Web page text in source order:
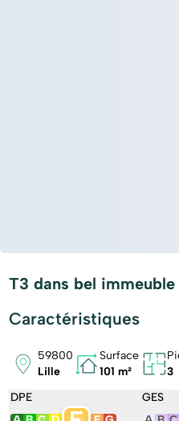
T3 dans bel
Caractéristiques
59800
Lille
Surface
101 m²
3
DPE
GES